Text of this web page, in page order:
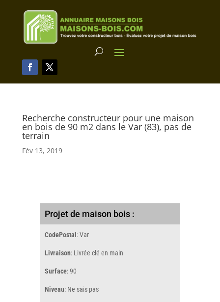
Recherche constructeur pour une maison
en bois de 90 m2 dans le Var (83), pas de
terrain
Fév 13, 2019
Projet de maison bois :
CodePostal : Var
Livraison: Livrée clé en main
Surface: 90
Niveau: Ne sais pas